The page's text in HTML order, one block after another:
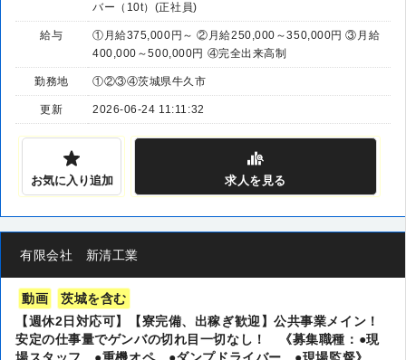
バー（10t）(正社員)
給与
①月給375,000円～ ②月給250,000～350,000円 ③月給
400,000～500,000円 ④完全出来高制
勤務地 ①②③④茨城県牛久市
更新 2026-06-24 11:11:32
お気に入り追加 求人を見る
有限会社 新清工業
動画
茨城を含む
【週休2日対応可】【寮完備、出稼ぎ歓迎】公共事業メイン！
安定の仕事量でゲンバの切れ目一切なし！ 《募集職種：●現